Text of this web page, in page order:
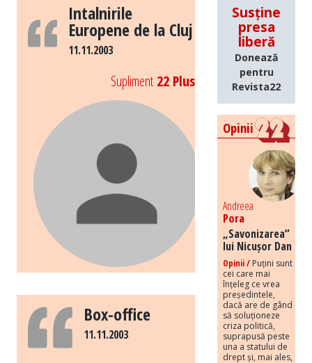
Intalnirile
Europene de la Cluj
11.11.2003
Supliment 22 Plus
Box-office
11.11.2003
Susține
presa
liberă
Donează
pentru
Revista22
Opinii
Andreea
Pora
„Savonizarea”
lui Nicușor Dan
Opinii / Puțini sunt
cei care mai
înțeleg ce vrea
președintele,
dacă are de gând
să soluționeze
criza politică,
suprapusă peste
una a statului de
drept și, mai ales,